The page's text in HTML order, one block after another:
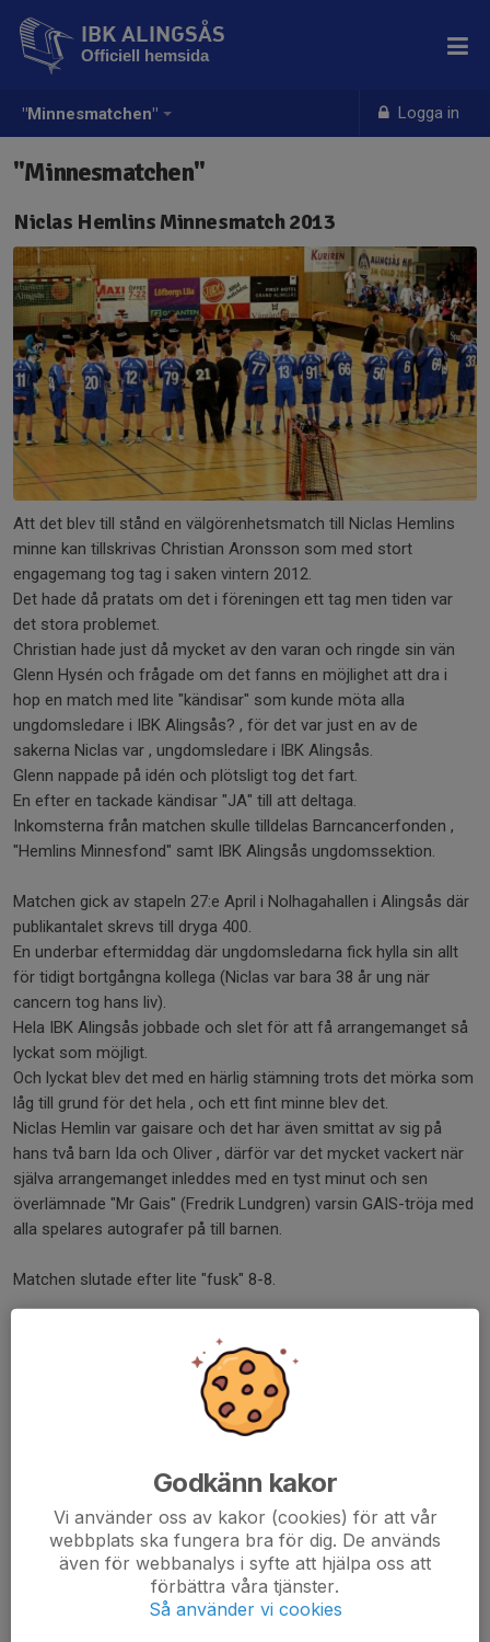
"Minnesmatchen" Logga in
IBK ALINGSÅS
Officiell hemsida
"Minnesmatchen"
Niclas Hemlins Minnesmatch 2013
Att det blev till stånd en välgörenhetsmatch till Niclas Hemlins
minne kan tillskrivas Christian Aronsson som med stort
engagemang tog tag i saken vintern 2012.
Det hade då pratats om det i föreningen ett tag men tiden var
det stora problemet.
Christian hade just då mycket av den varan och ringde sin vän
Glenn Hysén och frågade om det fanns en möjlighet att dra i
hop en match med lite "kändisar" som kunde möta alla
ungdomsledare i IBK Alingsås? , för det var just en av de
sakerna Niclas var , ungdomsledare i IBK Alingsås.
Glenn nappade på idén och plötsligt tog det fart.
En efter en tackade kändisar "JA" till att deltaga.
Inkomsterna från matchen skulle tilldelas Barncancerfonden ,
"Hemlins Minnesfond" samt IBK Alingsås ungdomssektion.
Matchen gick av stapeln 27:e April i Nolhagahallen i Alingsås där
publikantalet skrevs till dryga 400.
En underbar eftermiddag där ungdomsledarna fick hylla sin allt
för tidigt bortgångna kollega (Niclas var bara 38 år ung när
cancern tog hans liv).
Hela IBK Alingsås jobbade och slet för att få arrangemanget så
lyckat som möjligt.
Och lyckat blev det med en härlig stämning trots det mörka som
låg till grund för det hela , och ett fint minne blev det.
Niclas Hemlin var gaisare och det har även smittat av sig på
hans två barn Ida och Oliver , därför var det mycket vackert när
själva arrangemanget inleddes med en tyst minut och sen
överlämnade "Mr Gais" (Fredrik Lundgren) varsin GAIS-tröja med
alla spelares autografer på till barnen.
Matchen slutade efter lite "fusk" 8-8.
Mikael "Nisse" Nilsson
Johnny "Bråttom" Ekström
Fredrik "Mr Gais" Lundgren
Godkänn kakor
Vi använder oss av kakor (cookies) för att vår
webbplats ska fungera bra för dig. De används
även för webbanalys i syfte att hjälpa oss att
förbättra våra tjänster.
Så använder vi cookies